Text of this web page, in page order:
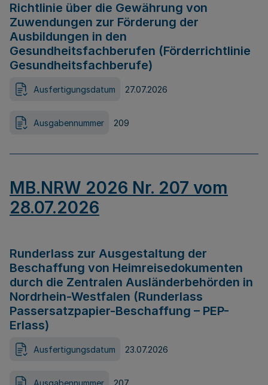
Richtlinie über die Gewährung von
Zuwendungen zur Förderung der
Ausbildungen in den
Gesundheitsfachberufen (Förderrichtlinie
Gesundheitsfachberufe)
Ausfertigungsdatum 27.07.2026
Ausgabennummer 209
MB.NRW 2026 Nr. 207 vom
28.07.2026
Runderlass zur Ausgestaltung der
Beschaffung von Heimreisedokumenten
durch die Zentralen Ausländerbehörden in
Nordrhein-Westfalen (Runderlass
Passersatzpapier-Beschaffung – PEP-
Erlass)
Ausfertigungsdatum 23.07.2026
Ausgabennummer 207